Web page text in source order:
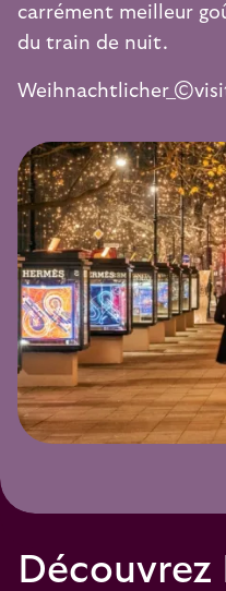
carrément meilleur
du train de nuit.
Découvrez